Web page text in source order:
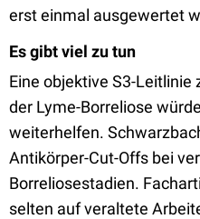
erst einmal ausgewertet
Es gibt viel zu tun
Eine objektive S3-Leitlinie
der Lyme-Borreliose
weiterhelfen.
Antikörper-Cut-Offs bei
Borreliosestadien.
selten auf veraltete